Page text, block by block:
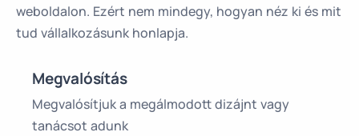
weboldalon. Ezért nem mindegy, hogyan néz ki és mit
tud vállalkozásunk honlapja.
Megvalósítás
Megvalósítjuk a megálmodott dizájnt vagy
tanácsot adunk